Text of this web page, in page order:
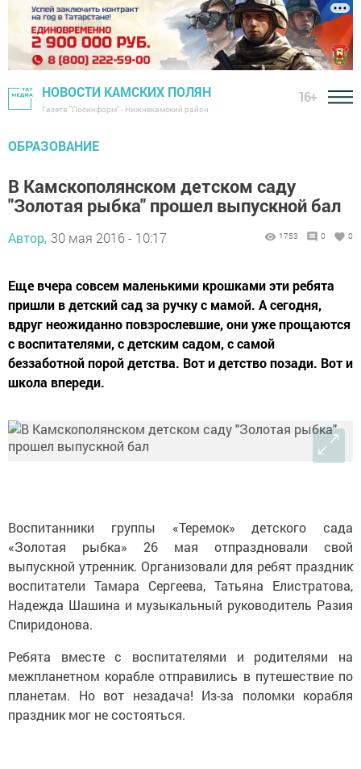
НОВОСТИ КАМСКИХ ПОЛЯН
Газета "Посинформ" - Нижнекамский район
16+
ОБРАЗОВАНИЕ
В Камскополянском детском саду
"Золотая рыбка" прошел выпускной бал
Автор, 30 мая 2016 - 10:17 1753 0 0
Еще вчера совсем маленькими крошками эти ребята
пришли в детский сад за ручку с мамой. А сегодня,
вдруг неожиданно повзрослевшие, они уже прощаются
с воспитателями, с детским садом, с самой
беззаботной порой детства. Вот и детство позади. Вот и
школа впереди.
Воспитанники группы «Теремок» детского сада
«Золотая рыбка» 26 мая отпраздновали свой
выпускной утренник. Организовали для ребят праздник
воспитатели Тамара Сергеева, Татьяна Елистратова,
Надежда Шашина и музыкальный руководитель Разия
Спиридонова.
Ребята вместе с воспитателями и родителями на
межпланетном корабле отправились в путешествие по
планетам. Но вот незадача! Из-за поломки корабля
праздник мог не состояться.